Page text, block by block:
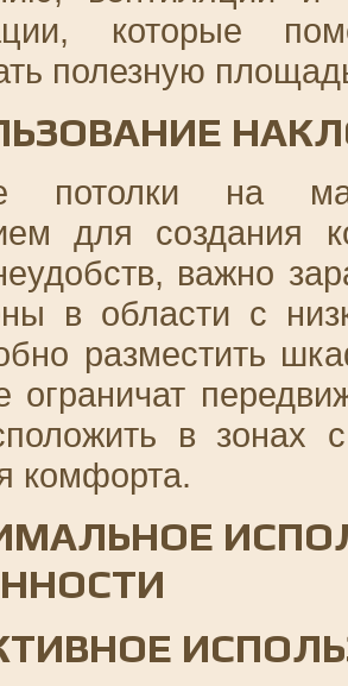
которые
полезную
потолки на
для создания
важно
в области с
разместить
ограничат
в зонах
комфорта.